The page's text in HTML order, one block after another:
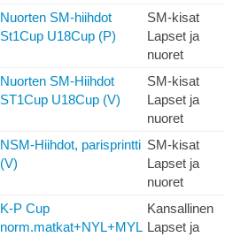
Nuorten SM-hiihdot
St1Cup U18Cup (P)
SM-kisat
Lapset ja
nuoret
Nuorten SM-Hiihdot
ST1Cup U18Cup (V)
SM-kisat
Lapset ja
nuoret
NSM-Hiihdot, parisprintti
(V)
SM-kisat
Lapset ja
nuoret
K-P Cup
norm.matkat+NYL+MYL
Kansallinen
Lapset ja